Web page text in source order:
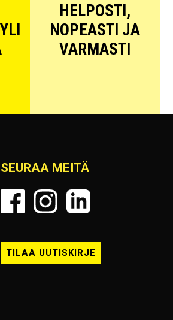
HELPOSTI,
NOPEASTI JA
VARMASTI
SEURAA MEITÄ
TILAA UUTISKIRJE